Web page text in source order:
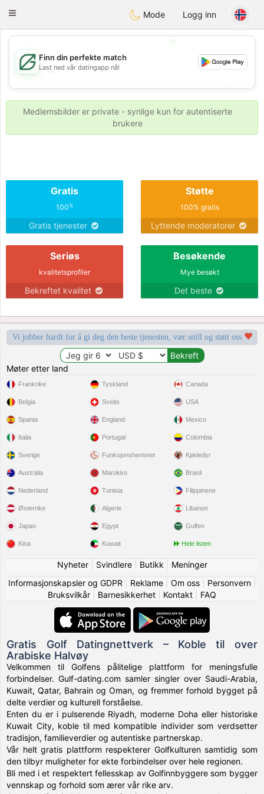
GulfDating
Toggle
Mode Logg inn
💖
💕
💕
Finn din perfekte match
Last ned vår datingapp nå!
Medlemsbilder er private - synlige kun for autentiserte
brukere
Gratis
100%
Gratis tjenester
Støtte
100% gratis
Lyttende moderatorer
Seriøs
kvalitetsprofiler
Bekreftet kvalitet
Besøkende
Mye besøkt
Det beste
Vi jobber hardt for å gi deg den beste tjenesten, vær snill og støtt oss
Møter etter land
Frankrike
Belgia
Spania
Italia
Sverige
Tyskland
Sveits
England
Portugal
Funksjonshemmet
Canada
USA
Mexico
Colombia
Kjæledyr
Australia
Nederland
Østerrike
Japan
Kina
Marokko
Tunisia
Algerie
Egypt
Kuwait
Brasil
Filippinene
Libanon
Gulfen
Hele listen
Nyheter| Svindlere| Butikk
Meninger
Informasjonskapsler og GDPR
Reklame| Om oss| Personvern|
Bruksvilkår
Barnesikkerhet Kontakt FAQ
Gratis Golf Datingnettverk – Koble til over
Arabiske Halvøy
Velkommen til Golfens pålitelige plattform for meningsfulle
forbindelser. Gulf-dating.com samler singler over Saudi-Arabia,
Kuwait, Qatar, Bahrain og Oman, og fremmer forhold bygget på
delte verdier og kulturell forståelse.
Enten du er i pulserende Riyadh, moderne Doha eller historiske
Kuwait City, koble til med kompatible individer som verdsetter
tradisjon, familieverdier og autentiske partnerskap.
Vår helt gratis plattform respekterer Golfkulturen samtidig som
den tilbyr muligheter for ekte forbindelser over hele regionen.
Bli med i et respektert fellesskap av Golfinnbyggere som bygger
vennskap og forhold som ærer vår rike arv.